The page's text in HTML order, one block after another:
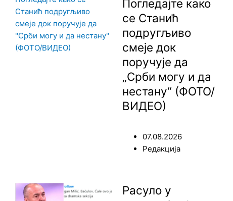
Погледајте како
се Станић
подругљиво
смеје док
поручује да
„Срби могу и да
нестану“ (ФОТО/
ВИДЕО)
07.08.2026
Редакција
Расуло у